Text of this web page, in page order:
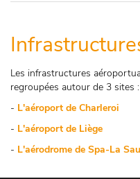
Les infrastructures
regroupées autour de 3 sites :
- L'aéroport de Charleroi
- L'aéroport de Liège
- L'aérodrome de Spa-La